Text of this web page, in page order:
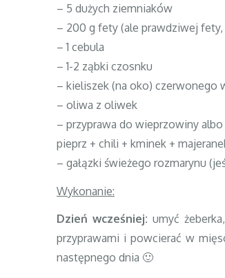
– 5 dużych ziemniaków
– 200 g fety (ale prawdziwej
– 1 cebula
– 1-2 ząbki czosnku
– kieliszek (na oko) czerwonego
– oliwa z oliwek
– przyprawa do wieprzowiny albo
pieprz + chili + kminek +
– gałązki świeżego rozmarynu
Wykonanie:
Dzień wcześniej: umyć
przyprawami i powcierać w
następnego dnia 🙂